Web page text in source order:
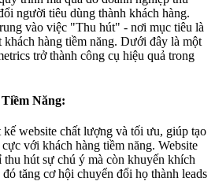
người tiêu dùng thành khách hàng.
vào việc "Thu hút" - nơi mục tiêu là
khách hàng tiềm năng. Dưới đây là một
trở thành công cụ hiệu quả trong
Năng:
kế website chất lượng và tối ưu, giúp tạo
với khách hàng tiềm năng. Website
hút sự chú ý mà còn khuyến khích
tăng cơ hội chuyển đổi họ thành leads